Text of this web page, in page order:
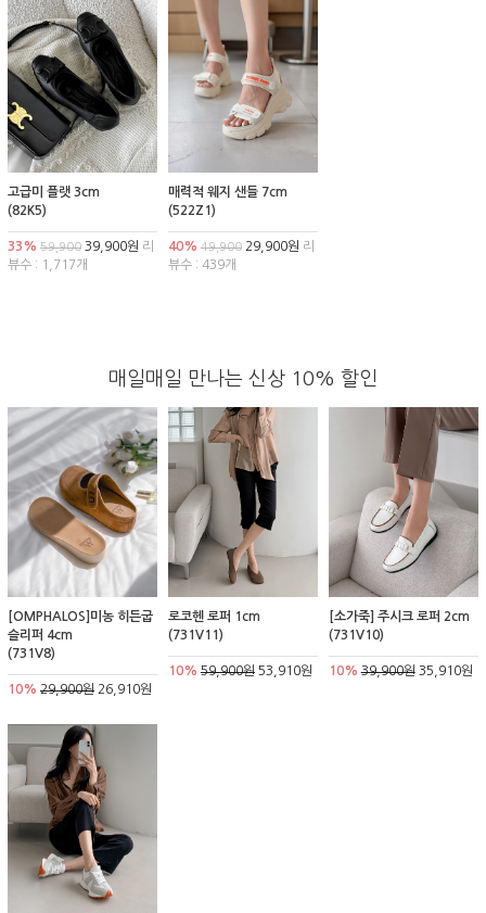
고급미 플랫 3cm
(82K5)
33% 59,900 39,900원 리
뷰수 : 1,717개
매력적 웨지 샌들 7cm
(522Z1)
40% 49,90029,900원 리
뷰수 : 439개
매일매일 만나는 신상 10% 할인
[OMPHALOS]미농 히든굽
슬리퍼 4cm
(731V8)
10% 29,900원 26,910원
로코헨 로퍼 1cm
(731V11)
10% 59,900원53,910원
[소가죽] 주시크 로퍼 2cm
(731V10)
10% 39,900원35,910원